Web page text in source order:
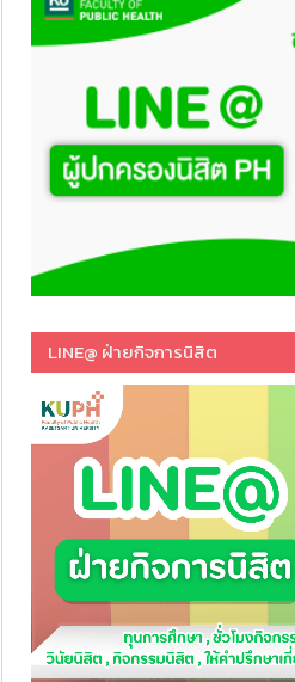
LINE@ ฝ่ายกิจการนิสิต